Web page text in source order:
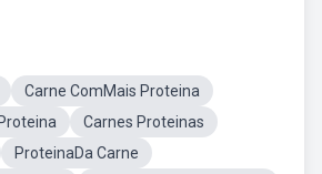
Carne ComMais Proteina
Carnes Proteinas
ProteinaDa Carne